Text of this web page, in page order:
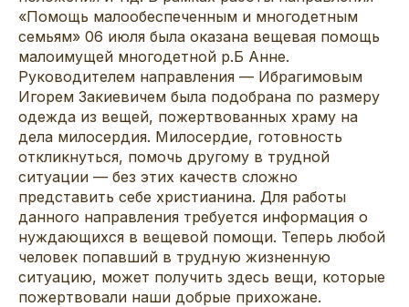
«Помощь малообеспеченным и многодетным
семьям» 06 июля была оказана вещевая помощь
малоимущей многодетной р.Б Анне.
Руководителем направления — Ибрагимовым
Игорем Закиевичем была подобрана по размеру
одежда из вещей, пожертвованных храму на
дела милосердия. Милосердие, готовность
откликнуться, помочь другому в трудной
ситуации — без этих качеств сложно
представить себе христианина. Для работы
данного направления требуется информация о
нуждающихся в вещевой помощи. Теперь любой
человек попавший в трудную жизненную
ситуацию, может получить здесь вещи, которые
пожертвовали наши добрые прихожане.